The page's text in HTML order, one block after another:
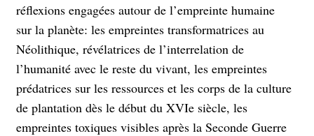
réflexions engagées autour de l’empreinte humaine
sur la planète: les empreintes transformatrices au
Néolithique, révélatrices de l’interrelation de
l’humanité avec le reste du vivant, les empreintes
prédatrices sur les ressources et les corps de la culture
de plantation dès le début du XVIe siècle, les
empreintes toxiques visibles après la Seconde Guerre